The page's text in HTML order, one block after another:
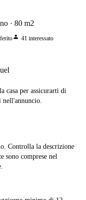
80 m2
person 41 interessato
casa per assicurarti di
nell'annuncio.
Controlla la descrizione
sono comprese nel